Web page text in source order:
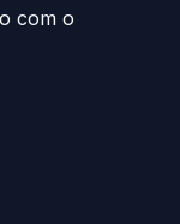
com o